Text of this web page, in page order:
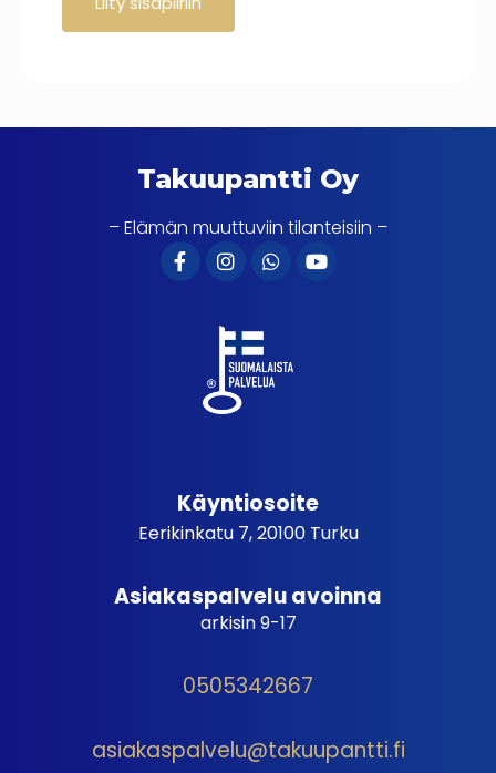
Takuupantti Oy
– Elämän muuttuviin tilanteisiin –
Käyntiosoite
Eerikinkatu 7, 20100 Turku
Asiakaspalvelu avoinna
arkisin 9-17
0505342667
asiakaspalvelu@takuupantti.fi